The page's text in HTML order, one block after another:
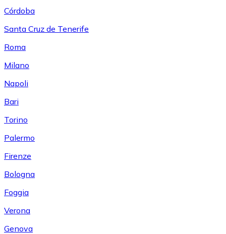
Córdoba
Santa Cruz de Tenerife
Roma
Milano
Napoli
Bari
Torino
Palermo
Firenze
Bologna
Foggia
Verona
Genova